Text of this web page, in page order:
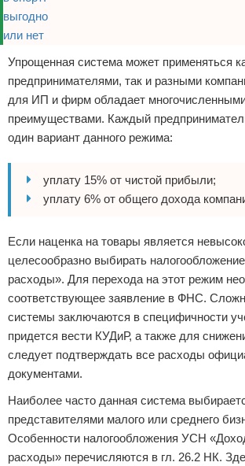
Упрощенная система может применяться
предпринимателями, так и разными
для ИП и фирм обладает
преимуществами. Каждый
один вариант данного режима:
уплату 15% от чистой прибыли;
уплату 6% от общего дохода
Если наценка на товары является
целесообразно выбирать
расходы». Для перехода на этот режим
соответствующее заявление в ФНС.
системы заключаются в специфичности
придется вести КУДиР, а также для
следует подтверждать все расходы
документами.
Наиболее часто данная система
представителями малого или среднего
Особенности налогообложения УСН
расходы» перечисляются в гл. 26.2 НК.